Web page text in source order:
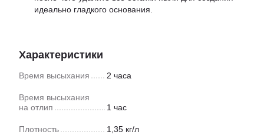
идеально гладкого основания.
Характеристики
Время высыхания 2 часа
Время высыхания
на отлип
1 час
Плотность 1,35 кг/л